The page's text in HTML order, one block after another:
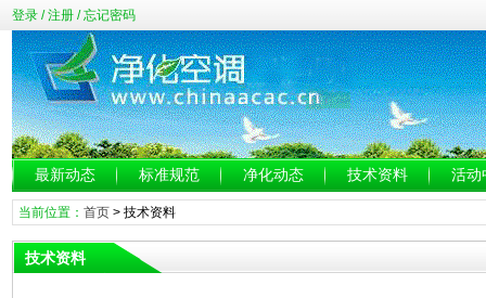
登录/注册/忘记密码
最新动态 标准规范 净化动态 技术资料 活动
当前位置： 首页> 技术资料
技术资料